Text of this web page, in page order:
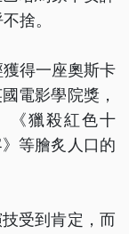
捨。
得一座奧斯卡
電影學院獎，
《獵殺紅色十
等膾炙人口的
受到肯定，而